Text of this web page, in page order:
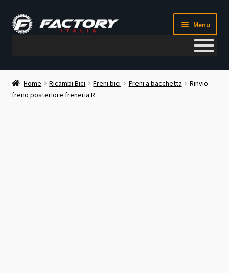
Vai
alla
Vai
al
Menu
Il mio account
Metodi di pagamento
Home Ricambi Bici Freni bici Freni a bacchetta
Rinvio
freno posteriore freneria R